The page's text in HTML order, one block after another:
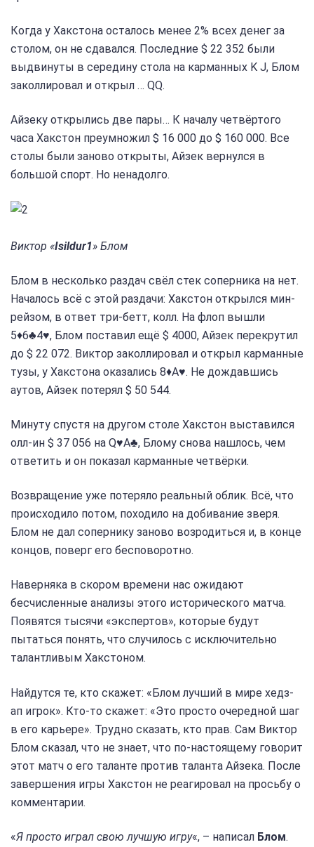
Когда у Хакстона осталось менее 2% всех денег за
столом, он не сдавался. Последние $ 22 352 были
выдвинуты в середину стола на карманных K J, Блом
заколлировал и открыл … QQ.
Айзеку открылись две пары… К началу четвёртого
часа Хакстон преумножил $ 16 000 до $ 160 000. Все
столы были заново открыты, Айзек вернулся в
большой спорт. Но ненадолго.
Виктор «Isildur1» Блом
Блом в несколько раздач свёл стек соперника на нет.
Началось всё с этой раздачи: Хакстон открылся мин-
рейзом, в ответ три-бетт, колл. На флоп вышли
5♦6♣4♥, Блом поставил ещё $ 4000, Айзек перекрутил
до $ 22 072. Виктор заколлировал и открыл карманные
тузы, у Хакстона оказались 8♦A♥. Не дождавшись
аутов, Айзек потерял $ 50 544.
Минуту спустя на другом столе Хакстон выставился
олл-ин $ 37 056 на Q♥A♣, Блому снова нашлось, чем
ответить и он показал карманные четвёрки.
Возвращение уже потеряло реальный облик. Всё, что
происходило потом, походило на добивание зверя.
Блом не дал сопернику заново возродиться и, в конце
концов, поверг его бесповоротно.
Наверняка в скором времени нас ожидают
бесчисленные анализы этого исторического матча.
Появятся тысячи «экспертов», которые будут
пытаться понять, что случилось с исключительно
талантливым Хакстоном.
Найдутся те, кто скажет: «Блом лучший в мире хедз-
ап игрок». Кто-то скажет: «Это просто очередной шаг
в его карьере». Трудно сказать, кто прав. Сам Виктор
Блом сказал, что не знает, что по-настоящему говорит
этот матч о его таланте против таланта Айзека. После
завершения игры Хакстон не реагировал на просьбу о
комментарии.
«Я просто играл свою лучшую игру«, – написал Блом.